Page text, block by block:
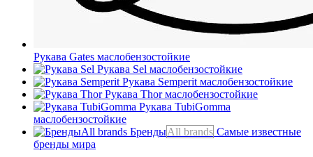
Рукава Gates маслобензостойкие
Рукава Sel маслобензостойкие
Рукава Semperit маслобензостойкие
Рукава Thorмаслобензостойкие
Рукава TubiGomma
маслобензостойкие
БрендыAll brands Самые известные
бренды мира